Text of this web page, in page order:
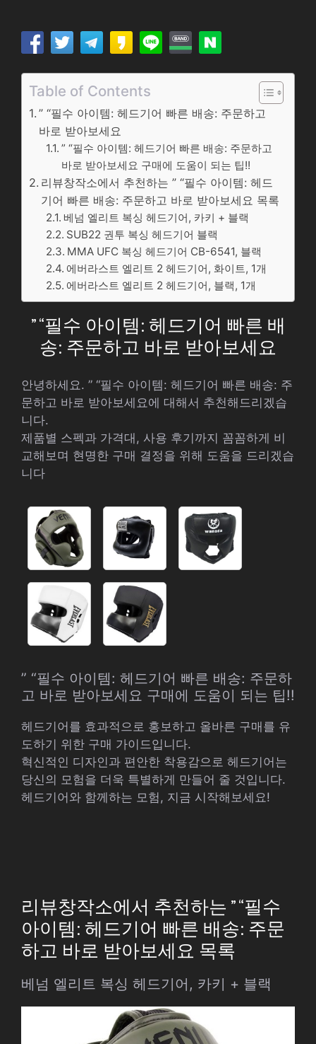
Table of Contents
” “필수 아이템: 헤드기어 빠른 배송: 주문하고
바로 받아보세요
” “필수 아이템: 헤드기어 빠른 배송: 주문하고
바로 받아보세요 구매에 도움이 되는 팁!!
리뷰창작소에서 추천하는 ” “필수 아이템: 헤드
기어 빠른 배송: 주문하고 바로 받아보세요 목록
베넘 엘리트 복싱 헤드기어, 카키 + 블랙
SUB22 권투 복싱 헤드기어 블랙
MMA UFC 복싱 헤드기어 CB-6541, 블랙
에버라스트 엘리트 2 헤드기어, 화이트, 1개
에버라스트 엘리트 2 헤드기어, 블랙, 1개
” “필수 아이템: 헤드기어 빠른 배
송: 주문하고 바로 받아보세요
안녕하세요. ” “필수 아이템: 헤드기어 빠른 배송: 주
문하고 바로 받아보세요에 대해서 추천해드리겠습
니다.
제품별 스펙과 가격대, 사용 후기까지 꼼꼼하게 비
교해보며 현명한 구매 결정을 위해 도움을 드리겠습
니다
” “필수 아이템: 헤드기어 빠른 배송: 주문하
고 바로 받아보세요 구매에 도움이 되는 팁!!
헤드기어를 효과적으로 홍보하고 올바른 구매를 유
도하기 위한 구매 가이드입니다.
혁신적인 디자인과 편안한 착용감으로 헤드기어는
당신의 모험을 더욱 특별하게 만들어 줄 것입니다.
헤드기어와 함께하는 모험, 지금 시작해보세요!
리뷰창작소에서 추천하는 ” “필수
아이템: 헤드기어 빠른 배송: 주문
하고 바로 받아보세요 목록
베넘 엘리트 복싱 헤드기어, 카키 + 블랙